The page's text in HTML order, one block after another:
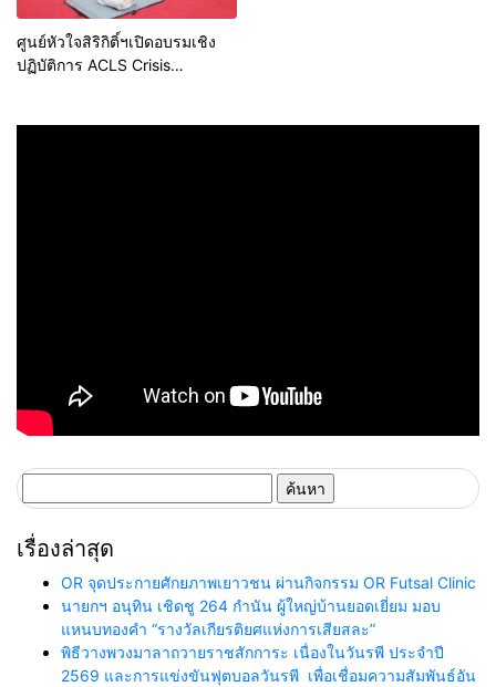
ศูนย์หัวใจสิริกิติ์ฯเปิดอบรมเชิง
ปฏิบัติการ ACLS Crisis
สำหรับ:
เรื่องล่าสุด
OR จุดประกายศักยภาพเยาวชน ผ่านกิจกรรม OR Futsal Clinic
นายกฯ อนุทิน เชิดชู 264 กำนัน ผู้ใหญ่บ้านยอดเยี่ยม มอบ
แหนบทองคำ “รางวัลเกียรติยศแห่งการเสียสละ”
พิธีวางพวงมาลาถวายราชสักการะ เนื่องในวันรพี ประจำปี
2569 และการแข่งขันฟุตบอลวันรพี เพื่อเชื่อมความสัมพันธ์อัน